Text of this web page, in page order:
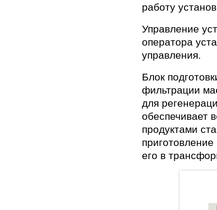
работу
Управление
оператора
управления.
Блок
фильтрации
для
обеспечивает
продуктами
его в